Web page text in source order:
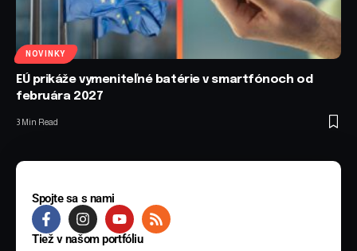
NOVINKY
EÚ prikáže vymeniteľné batérie v smartfónoch od
februára 2027
3 Min Read
Spojte sa s nami
Tiež v našom portfóliu